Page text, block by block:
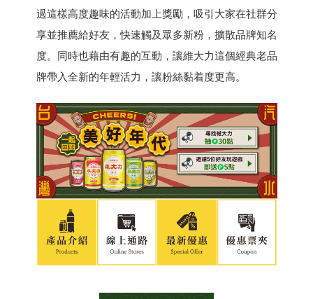
過這樣高度趣味的活動加上獎勵，吸引大家在社群分
享並推薦給好友，快速觸及眾多新粉，擴散品牌知名
度。同時也藉由有趣的互動，讓維大力這個經典老品
牌帶入全新的年輕活力，讓粉絲黏着度更高。